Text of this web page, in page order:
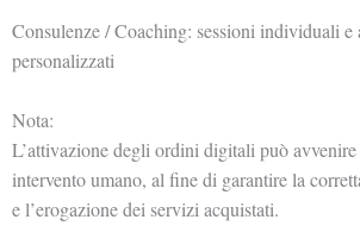
Consulenze / Coaching: sessioni individuali e
personalizzati
Nota:
L’attivazione degli ordini digitali può
intervento umano, al fine di garantire la
e l’erogazione dei servizi acquistati.